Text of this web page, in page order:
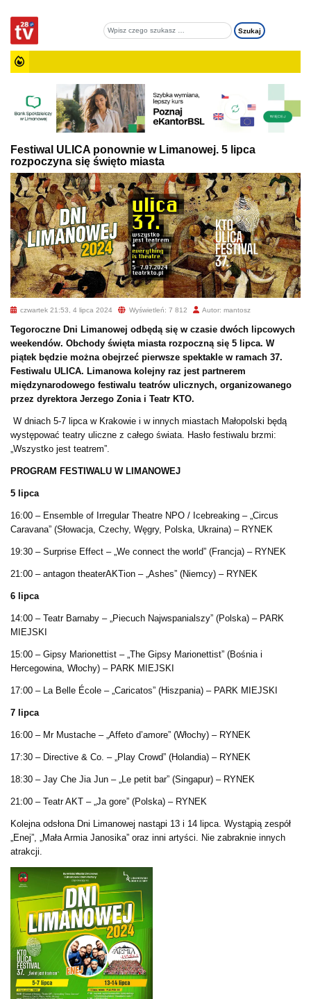
Festiwal ULICA ponownie w Limanowej. 5 lipca
rozpoczyna się święto miasta
czwartek 21:53, 4 lipca 2024 Wyświetleń: 7 812 Autor: mantosz
Tegoroczne Dni Limanowej odbędą się w czasie dwóch lipcowych
weekendów. Obchody święta miasta rozpoczną się 5 lipca. W
piątek będzie można obejrzeć pierwsze spektakle w ramach 37.
Festiwalu ULICA. Limanowa kolejny raz jest partnerem
międzynarodowego festiwalu teatrów ulicznych, organizowanego
przez dyrektora Jerzego Zonia i Teatr KTO.
W dniach 5-7 lipca w Krakowie i w innych miastach Małopolski będą
występować teatry uliczne z całego świata. Hasło festiwalu brzmi:
„Wszystko jest teatrem”.
PROGRAM FESTIWALU W LIMANOWEJ
5 lipca
16:00 – Ensemble of Irregular Theatre NPO / Icebreaking – „Circus
Caravana” (Słowacja, Czechy, Węgry, Polska, Ukraina) – RYNEK
19:30 – Surprise Effect – „We connect the world” (Francja) – RYNEK
21:00 – antagon theaterAKTion – „Ashes” (Niemcy) – RYNEK
6 lipca
14:00 – Teatr Barnaby – „Piecuch Najwspanialszy” (Polska) – PARK
MIEJSKI
15:00 – Gipsy Marionettist – „The Gipsy Marionettist” (Bośnia i
Hercegowina, Włochy) – PARK MIEJSKI
17:00 – La Belle École – „Caricatos” (Hiszpania) – PARK MIEJSKI
7 lipca
16:00 – Mr Mustache – „Affeto d’amore” (Włochy) – RYNEK
17:30 – Directive & Co. – „Play Crowd” (Holandia) – RYNEK
18:30 – Jay Che Jia Jun – „Le petit bar” (Singapur) – RYNEK
21:00 – Teatr AKT – „Ja gore” (Polska) – RYNEK
Kolejna odsłona Dni Limanowej nastąpi 13 i 14 lipca. Wystąpią zespół
„Enej”, „Mała Armia Janosika” oraz inni artyści. Nie zabraknie innych
atrakcji.